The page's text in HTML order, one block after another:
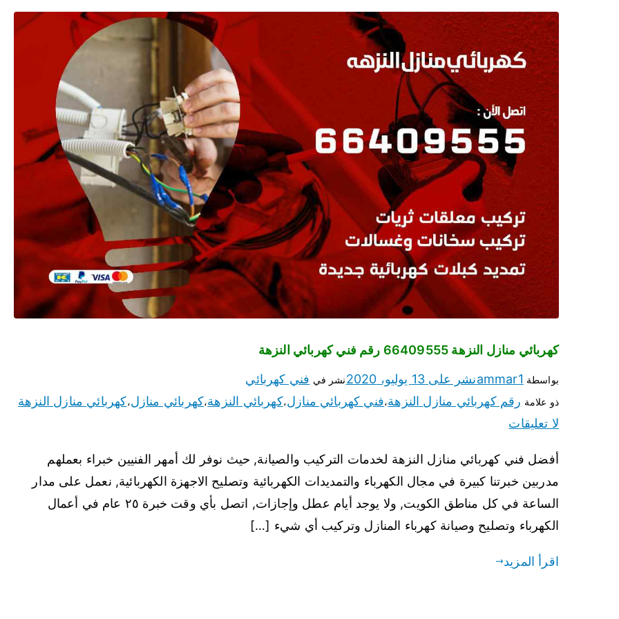
كهربائي منازل النزهة 66409555 رقم فني كهربائي النزهة
بواسطة ammar1نشر على 13 يوليو، 2020 نشر في فني كهربائي
ذو علامة رقم كهربائي منازل النزهة،فني كهربائي منازل،كهربائي النزهة،كهربائي منازل،كهربائي منازل النزهة
لا تعليقات
أفضل فني كهربائي منازل النزهة لخدمات التركيب والصيانة, حيث نوفر لك أمهر الفنيين خبراء بعملهم
مدربين خبرتنا كبيرة في مجال الكهرباء والتمديدات الكهربائية وتصليح الاجهزة الكهربائية, نعمل على مدار
الساعة في كل مناطق الكويت, ولا يوجد أيام عطل وإجازات, اتصل بأي وقت خبرة ٢٥ عام في أعمال
الكهرباء وتصليح وصيانة كهرباء المنازل وتركيب أي شيء […]
اقرأ المزيد